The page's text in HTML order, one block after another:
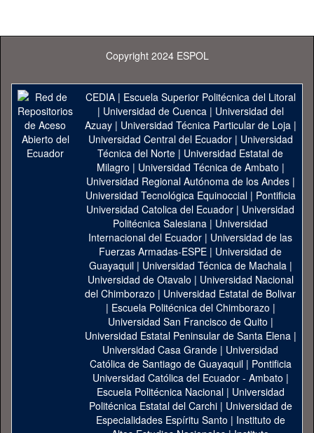
Copyright 2024 ESPOL
CEDIA| Escuela Superior Politécnica del Litoral
| Universidad de Cuenca| Universidad del
Azuay| Universidad Técnica Particular de Loja|
Universidad Central del Ecuador| Universidad
Técnica del Norte | Universidad Estatal de
Milagro | Universidad Técnica de Ambato |
Universidad Regional Autónoma de los Andes|
Universidad Tecnológica Equinoccial| Pontificia
Universidad Catolica del Ecuador | Universidad
Politécnica Salesiana | Universidad
Internacional del Ecuador | Universidad de las
Fuerzas Armadas-ESPE | Universidad de
Guayaquil| Universidad Técnica de Machala|
Universidad de Otavalo | Universidad Nacional
del Chimborazo | Universidad Estatal de Bolivar
| Escuela Politécnica del Chimborazo |
Universidad San Francisco de Quito |
Universidad Estatal Peninsular de Santa Elena|
Universidad Casa Grande | Universidad
Católica de Santiago de Guayaquil| Pontificia
Universidad Católica del Ecuador - Ambato |
Escuela Politécnica Nacional| Universidad
Politécnica Estatal del Carchi| Universidad de
Especialidades Espíritu Santo | Instituto de